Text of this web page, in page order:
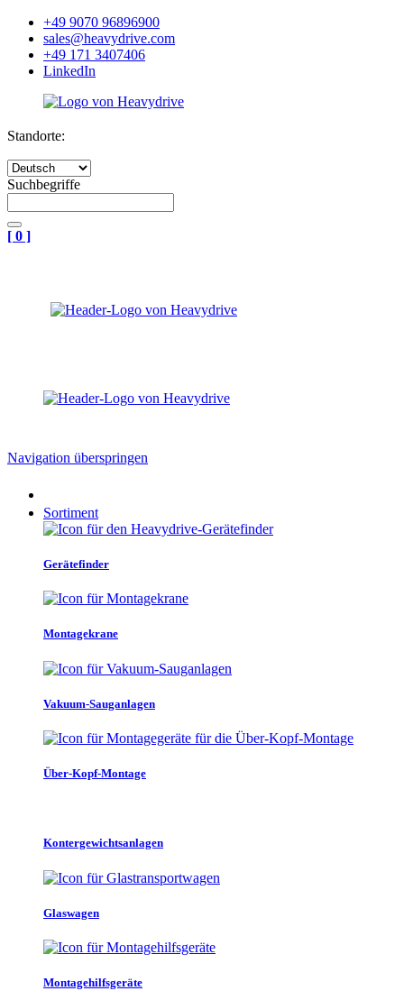
+49 9070 96896900
sales@heavydrive.com
+49 171 3407406
LinkedIn
Standorte:
Suchbegriffe
[ 0 ]
Navigation überspringen
Sortiment
Gerätefinder
Montagekrane
Vakuum-Sauganlagen
Über-Kopf-Montage
Kontergewichtsanlagen
Glaswagen
Montagehilfsgeräte